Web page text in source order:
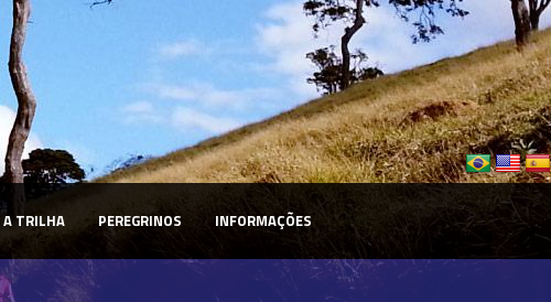
A TRILHA PEREGRINOS INFORMAÇÕES